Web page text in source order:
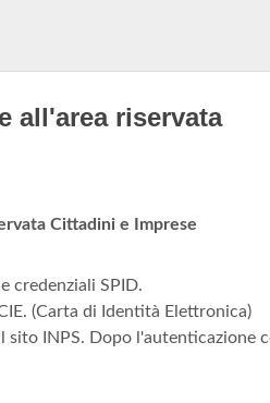
all'area riservata
Cittadini e Imprese
credenziali SPID.
(Carta di Identità Elettronica)
sito INPS. Dopo l'autenticazione